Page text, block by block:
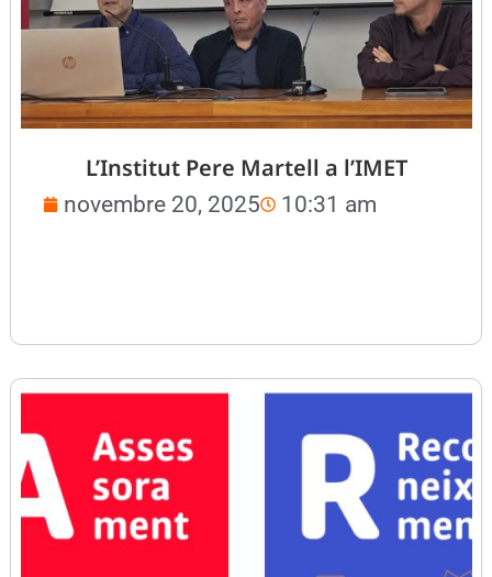
L’Institut Pere Martell a l’IMET
novembre 20, 2025 10:31 am